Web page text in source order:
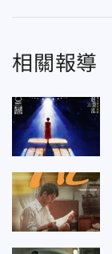
相關報導